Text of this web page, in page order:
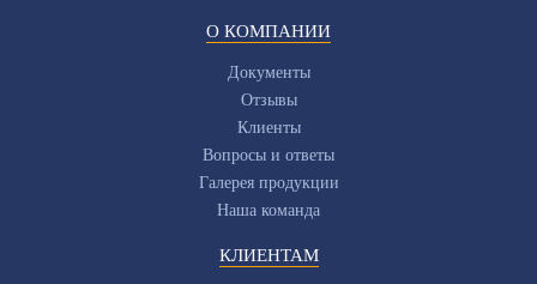
О КОМПАНИИ
Документы
Отзывы
Клиенты
Вопросы и ответы
Галерея продукции
Наша команда
КЛИЕНТАМ